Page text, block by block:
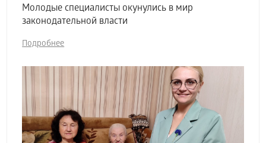
Молодые специалисты окунулись в мир
законодательной власти
Подробнее